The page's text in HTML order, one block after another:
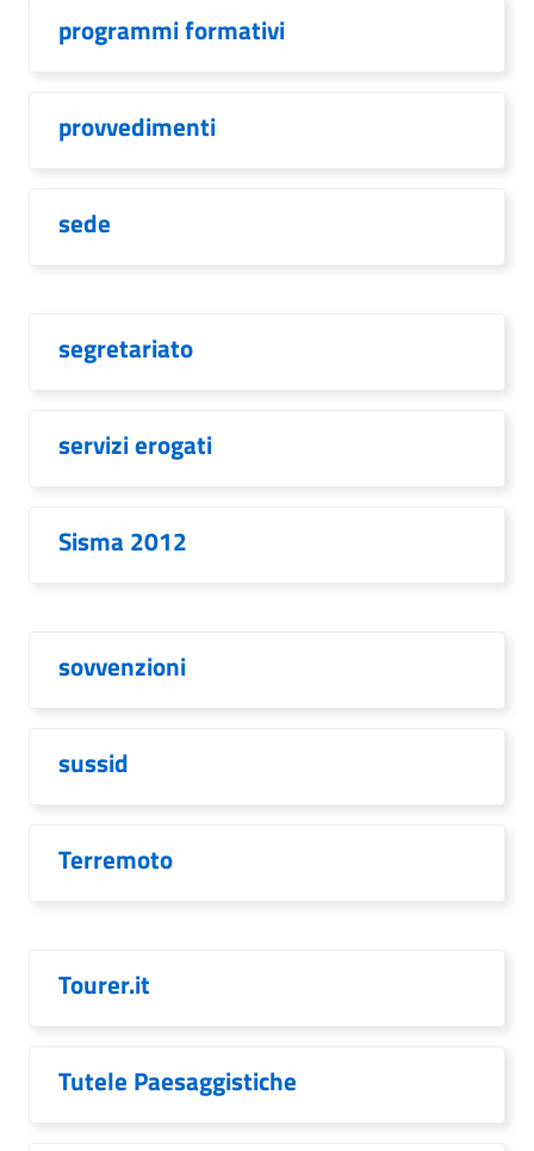
programmi formativi
provvedimenti
sede
segretariato
servizi erogati
Sisma 2012
sovvenzioni
sussid
Terremoto
Tourer.it
Tutele Paesaggistiche